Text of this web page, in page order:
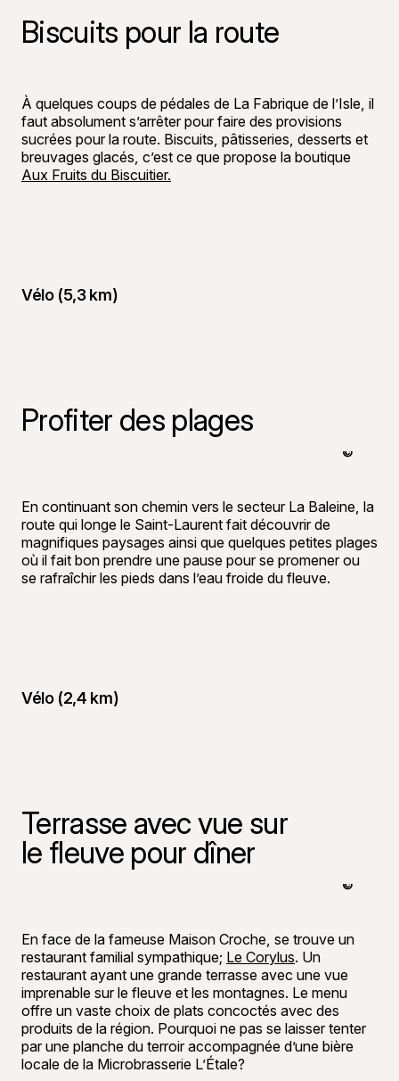
Biscuits pour la route
À quelques coups de pédales de La Fabrique de l’Isle, il
faut absolument s’arrêter pour faire des provisions
sucrées pour la route. Biscuits, pâtisseries, desserts et
breuvages glacés, c’est ce que propose la boutique
Aux Fruits du Biscuitier.
Vélo (5,3 km)
Profiter des plages
Tourisme
©
En continuant son chemin vers le secteur La Baleine, la
route qui longe le Saint-Laurent fait découvrir de
magnifiques paysages ainsi que quelques petites plages
où il fait bon prendre une pause pour se promener ou
se rafraîchir les pieds dans l’eau froide du fleuve.
Vélo (2,4 km)
Terrasse avec vue sur
le fleuve pour dîner
Bon
©
En face de la fameuse Maison Croche, se trouve un
restaurant familial sympathique; Le Corylus. Un
restaurant ayant une grande terrasse avec une vue
imprenable sur le fleuve et les montagnes. Le menu
offre un vaste choix de plats concoctés avec des
produits de la région. Pourquoi ne pas se laisser tenter
par une planche du terroir accompagnée d’une bière
locale de la Microbrasserie L’Étale?